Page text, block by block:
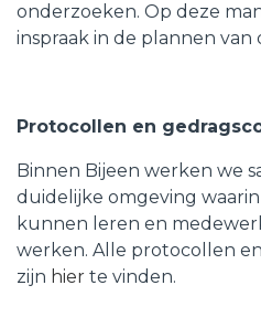
onderzoeken. Op deze
inspraak in de plannen van
Protocollen en
Binnen Bijeen werken we
duidelijke omgeving
kunnen leren en
werken. Alle protocollen
zijn hier te vinden.